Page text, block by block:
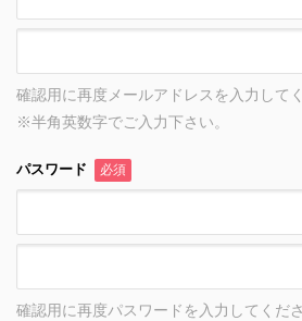
確認用に再度メールアドレスを入力してく
※半角英数字でご入力下さい。
パスワード 必須
確認用に再度パスワードを入力してくださ